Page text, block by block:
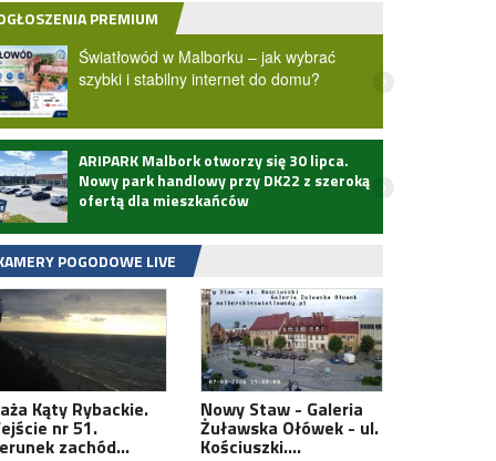
PREMIUM
Światłowód w Malborku – jak wybrać
szybki i stabilny internet do domu?
ARIPARK Malbork otworzy się 30 lipca.
Nowy park handlowy przy DK22 z szeroką
ofertą dla mieszkańców
POGODOWE LIVE
Kąty Rybackie.
nr 51.
zachód…
Nowy Staw - Galeria
Żuławska Ołówek - ul.
Kościuszki.…